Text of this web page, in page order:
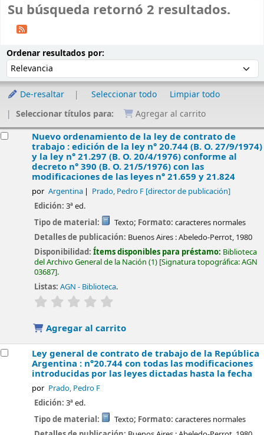
Su búsqueda retornó 2 resultados.
Ordenar resultados por:
De-resaltar Seleccionar todo
Limpiar todo
Seleccionar títulos para:
Agregar al carrito
Nuevo ordenamiento de la ley de contrato de
trabajo : edición de la ley n° 20.744 (B. O. 27/9/1974)
y la ley n° 21.297 (B. O. 20/4/1976) conforme al
decreto n° 390 (B. O. 21/5/1976) con las
modificaciones de las leyes n° 21.659 y 21.824
por Argentina Prado, Pedro F[director de publicación]
Edición:3ª ed.
Tipo de material:
Texto; Formato: caracteres normales
Detalles de publicación: Buenos Aires :Abeledo-Perrot, 1980
Disponibilidad:Ítems disponibles para préstamo: Biblioteca
del Archivo General de la Nación (1) Signatura topográfica:AGN
03687 .
Listas: AGN - Biblioteca.
valoración
Agregar al carrito
Ley general de contrato de trabajo de la República
Argentina : n°20.744 con todas las modificaciones
introducidas por las leyes dictadas hasta la fecha
por Prado, Pedro F
Edición:3ª ed.
Tipo de material:
Texto; Formato: caracteres normales